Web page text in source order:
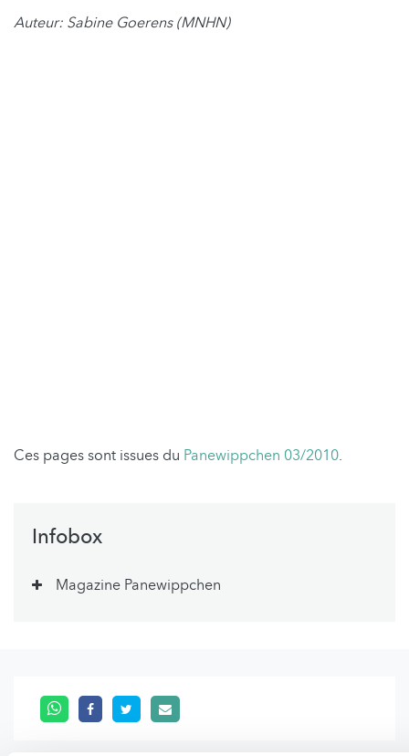
Auteur: Sabine Goerens (MNHN)
Ces pages sont issues du Panewippchen 03/2010.
Infobox
Magazine Panewippchen